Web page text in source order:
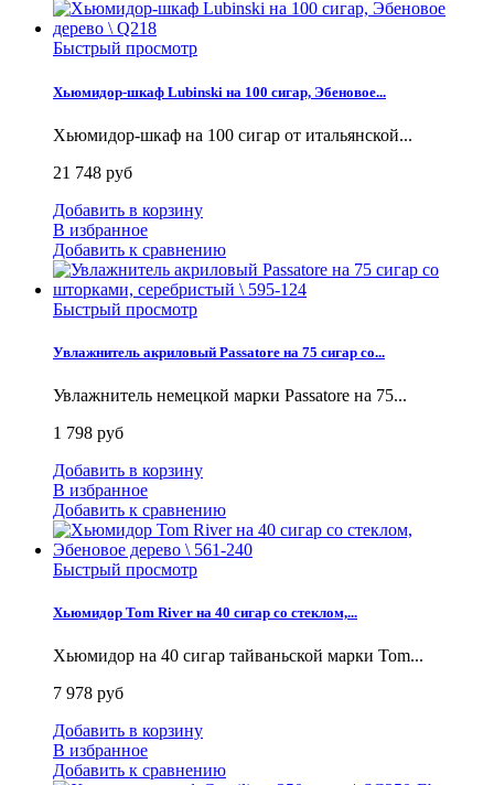
Быстрый просмотр
Хьюмидор-шкаф Lubinski на 100 сигар, Эбеновое...
Хьюмидор-шкаф на 100 сигар от итальянской...
21 748 руб
Добавить в корзину
В избранное
Добавить к сравнению
Быстрый просмотр
Увлажнитель акриловый Passatore на 75 сигар со...
Увлажнитель немецкой марки Passatore на 75...
1 798 руб
Добавить в корзину
В избранное
Добавить к сравнению
Быстрый просмотр
Хьюмидор Tom River на 40 сигар со стеклом,...
Хьюмидор на 40 сигар тайваньской марки Tom...
7 978 руб
Добавить в корзину
В избранное
Добавить к сравнению